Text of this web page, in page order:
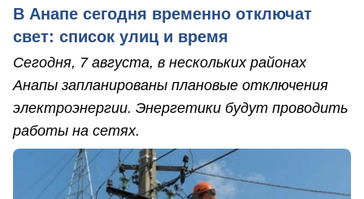
В Анапе сегодня временно отключат
свет: список улиц и время
Сегодня, 7 августа, в нескольких районах
Анапы запланированы плановые отключения
электроэнергии. Энергетики будут проводить
работы на сетях.